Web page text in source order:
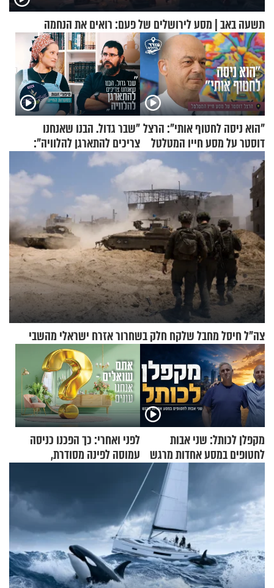
תשעה באב | מסע לירושלים של פעם: רואים את הנחמה
"הוא ניסה לחטוף אותי": הרצל
דוסטר על מסע חייו המטלטל
"שבר גדול. הבנו שאנחנו
צריכים להתארגן להלוויה":
זוגיות במבחן, הפעם עם מרים
וגד דנינו
צה"ל חיסל מחבל שלקח חלק בשחרור אזרח ישראלי מהשבי
מקפלן לכותל: שני אבות
לחטופים במסע אחדות מרגש
לפני ואחרי: כך הפכנו כניסה
עמוסה לפינה מסודרת,